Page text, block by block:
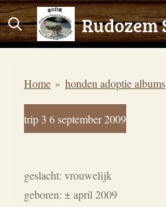
Ga
direct
hoofdinhoud
Home » honden adoptie albums
trip 3 6 september 2009
geslacht: vrouwelijk
geboren: ±april 2009